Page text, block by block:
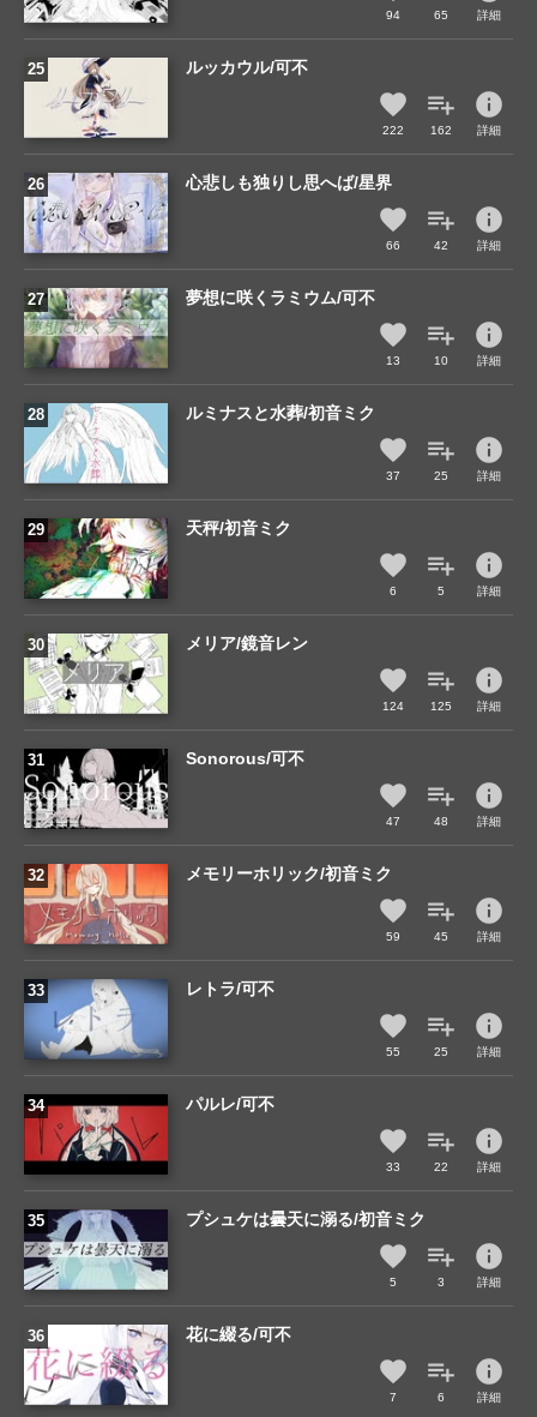
94 65 詳細
ルッカウル/可不
222 162
info
詳細
心悲しも独りし思へば/星界
66 42
info
詳細
夢想に咲くラミウム/可不
13 10
info
詳細
ルミナスと水葬/初音ミク
37 25
info
詳細
天秤/初音ミク
6 5
info
詳細
メリア/鏡音レン
124 125
info
詳細
Sonorous/可不
47 48
info
詳細
メモリーホリック/初音ミク
59 45
info
詳細
レトラ/可不
55 25
info
詳細
パルレ/可不
33 22
info
詳細
プシュケは曇天に溺る/初音ミク
5 3
info
詳細
花に綴る/可不
7 6
info
詳細